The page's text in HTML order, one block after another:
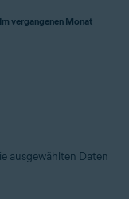
Im vergangenen Monat
ausgewählten Daten